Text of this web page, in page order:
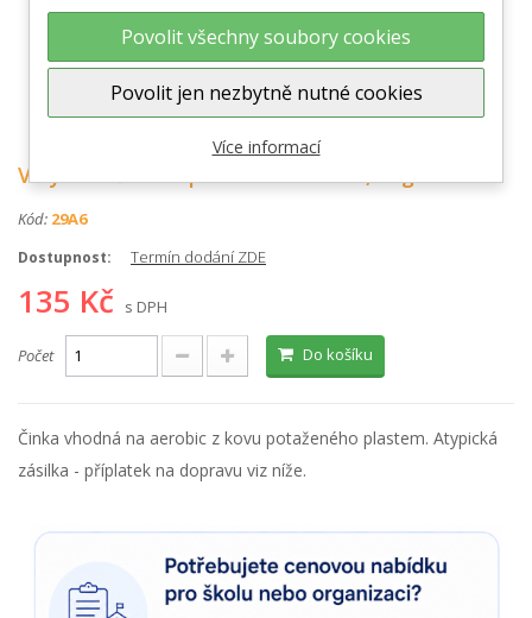
Zobrazit větší
Vinylová Činka - plast - kov - 2 x 0,5 kg
Kód: 29A6
Dostupnost: Termín dodání ZDE
135 Kč s DPH
Počet Do košíku
Činka vhodná na aerobic z kovu potaženého plastem. Atypická
zásilka - příplatek na dopravu viz níže.
Povolit všechny soubory cookies
Povolit jen nezbytně nutné cookies
Více informací